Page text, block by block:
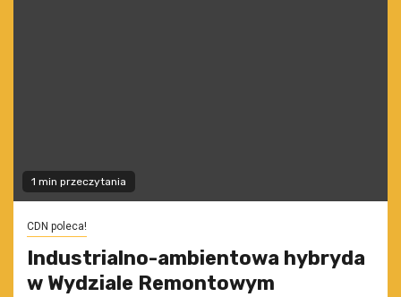
1 min przeczytania
CDN poleca!
Industrialno-ambientowa hybryda
w Wydziale Remontowym